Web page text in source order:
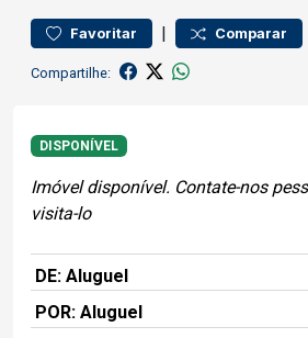
Favoritar | Comparar
Compartilhe:
DISPONÍVEL
Imóvel disponível. Contate-nos
visita-lo
DE: Aluguel
POR: Aluguel